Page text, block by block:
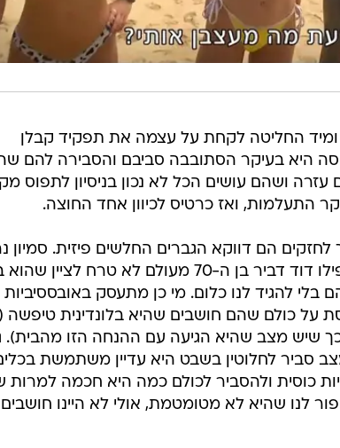
ומיד החליטה לקחת על עצמה את תפקיד קבלן
היא בעיקר הסתובבה סביבם והסבירה להם
בלי שום עזרה ושהם עושים הכל לא נכון בניסיון לתפוס
התעלמות, ואז כרטיס לכיוון אחד החוצה.
הם דווקא הגברים החלשים פיזית. סמיון
כאילו הוא בכלל הגיע לאי לשזף שפשפות ואפילו דוד דביר בן ה-70 מעולם לא טרח
בלי להגיד לנו כלום. מי כן מתעסק באובססיביות
על כולם שהם חושבים שהיא בלונדינית טיפשה
מצב שהיא הגיעה עם ההנחה הזו מהבית).
סביר לחלוטין בשבט היא עדיין משתמשת
כוסית ולהסביר לכולם כמה היא חכמה למרות
לנו שהיא לא מטומטמת, אולי לא היינו